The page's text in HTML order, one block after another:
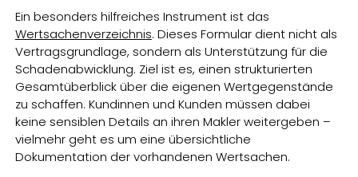
Ein besonders hilfreiches Instrument ist das
Wertsachenverzeichnis. Dieses Formular dient nicht als
Vertragsgrundlage, sondern als Unterstützung für die
Schadenabwicklung. Ziel ist es, einen strukturierten
Gesamtüberblick über die eigenen Wertgegenstände
zu schaffen. Kundinnen und Kunden müssen dabei
keine sensiblen Details an ihren Makler weitergeben –
vielmehr geht es um eine übersichtliche
Dokumentation der vorhandenen Wertsachen.